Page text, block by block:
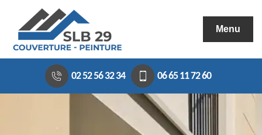
Menu
02 52 56 32 34 06 65 11 72 60